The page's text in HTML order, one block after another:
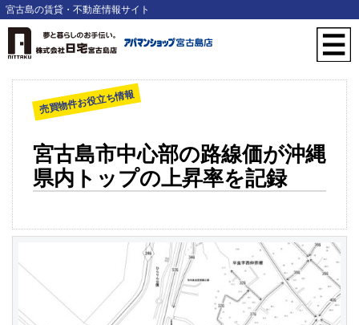
宮古島の賃貸・不動産情報サイト
売買物件お役立ち情報
宮古島市中心部の路線価が沖縄
県内トップの上昇率を記録